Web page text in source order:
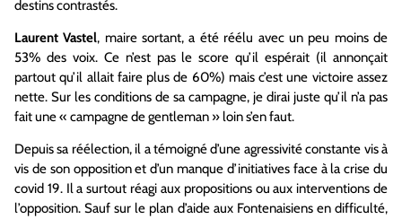
destins contrastés.
Laurent Vastel, maire sortant, a été réélu avec un peu moins de
53% des voix. Ce n’est pas le score qu’il espérait (il annonçait
partout qu’il allait faire plus de 60%) mais c’est une victoire assez
nette. Sur les conditions de sa campagne, je dirai juste qu’il n’a pas
fait une « campagne de gentleman » loin s’en faut.
Depuis sa réélection, il a témoigné d’une agressivité constante vis à
vis de son opposition et d’un manque d’initiatives face à la crise du
covid 19. Il a surtout réagi aux propositions ou aux interventions de
l’opposition. Sauf sur le plan d’aide aux Fontenaisiens en difficulté,